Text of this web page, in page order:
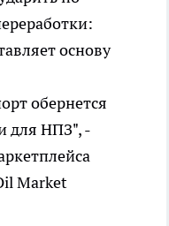
основу
обернется
для НПЗ", -
Market